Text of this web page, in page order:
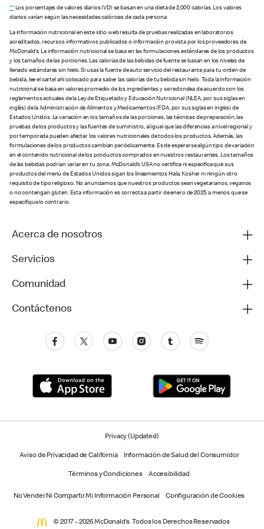
**Los porcentajes de valores diarios (VD) se basan en una dieta de 2,000 calorías. Los valores
diarios varían según las necesidades calóricas de cada persona.
La información nutricional en este sitio web resulta de pruebas realizadas en laboratorios
acreditados, recursos informativos publicados o información provista por los proveedores de
McDonald’s. La información nutricional se basa en las formulaciones estándares de los productos
y los tamaños de las porciones. Las calorías de las bebidas de fuente se basan en los niveles de
llenado estándares sin hielo. Si usas la fuente de auto servicio del restaurante para tu orden de
bebida, lee el cartel ahí colocado para saber las calorías de tu bebida sin hielo. Toda la información
nutricional se basa en valores promedio de los ingredientes y se redondea de acuerdo con los
reglamentos actuales de la Ley de Etiquetado y Educación Nutricional (NLEA, por sus siglas en
inglés) de la Administración de Alimentos y Medicamentos (FDA, por sus siglas en inglés) de
Estados Unidos. La variación en los tamaños de las porciones, las técnicas de preparación, las
pruebas de los productos y las fuentes de suministro, al igual que las diferencias a nivel regional y
por temporada pueden afectar los valores nutricionales de todos los productos. Además, las
formulaciones de los productos cambian periódicamente. Es de esperarse algún tipo de variación
en el contenido nutricional de los productos comprados en nuestros restaurantes. Los tamaños
de las bebidas podrían variar en tu zona. McDonald’s USA no certifica ni especifica que sus
productos del menú de Estados Unidos sigan los lineamientos Hala, Kosher ni ningún otro
requisito de tipo religioso. No anunciamos que nuestros productos sean vegetarianos, veganos
o no contengan gluten. Esta información es correcta a partir de enero de 2025, a menos que se
especifique lo contrario.
Acerca de nosotros
Servicios
Comunidad
Contáctenos
Privacy (Updated)
Aviso de Privacidad de California Información de Salud del Consumidor
Términos y Condiciones Accesibilidad
No Vender Ni Compartir Mi Información Personal Configuración de Cookies
© 2017 - 2026 McDonald’s. Todos los Derechos Reservados